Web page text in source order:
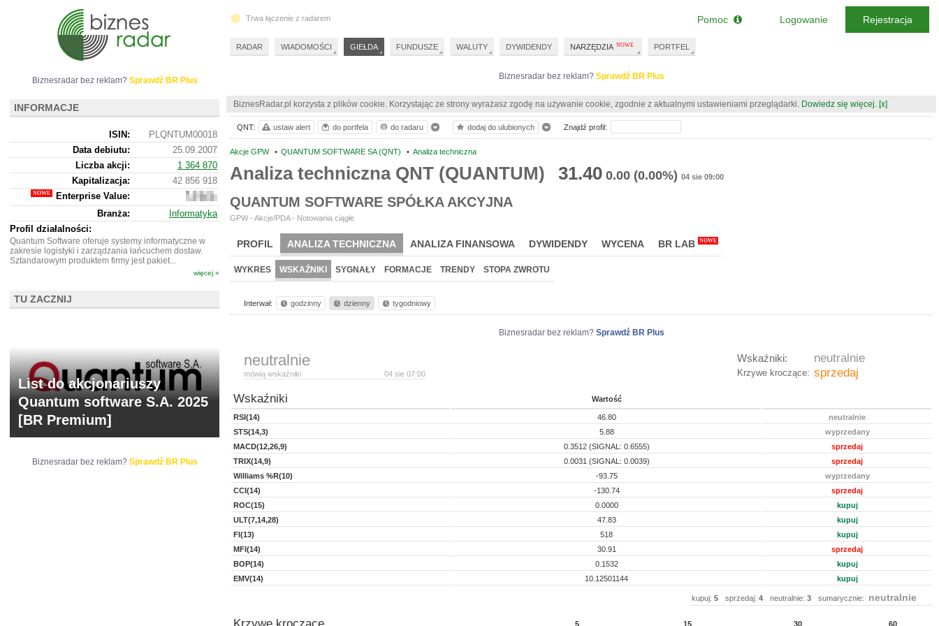
Biznesradar bez reklam? Sprawdź BR Plus
BiznesRadar.pl korzysta z plików cookie. Korzystając ze strony wyrażasz zgodę na używanie cookie, zgodnie z aktualnymi ustawieniami przeglądarki. Dowiedz się więcej. [x]
Akcje GPW • QUANTUM SOFTWARE SA (QNT) • Analiza techniczna
Analiza techniczna QNT (QUANTUM) 31.40 0.00 (0.00%) 04 sie 09:00
QUANTUM SOFTWARE SPÓŁKA AKCYJNA
GPW - Akcje/PDA - Notowania ciągłe
PROFIL ANALIZA TECHNICZNA ANALIZA FINANSOWA DYWIDENDY WYCENA BR LAB NOWE
WYKRES WSKAŹNIKI SYGNAŁY FORMACJE TRENDY STOPA ZWROTU
Interwał: godzinny dzienny tygodniowy
Biznesradar bez reklam? Sprawdź BR Plus
neutralnie
04 sie 07:00
mówią wskaźniki
neutralnie
Wskaźniki:
sprzedaj
Krzywe kroczące:
Wskaźniki Wartość
RSI(14) 46.80
neutralnie
STS(14,3)
5.88
wyprzedany
MACD(12,26,9)
0.3512 (SIGNAL: 0.6555)
sprzedaj
TRIX(14,9)
0.0031 (SIGNAL: 0.0039)
sprzedaj
Williams %R(10)
-93.75
wyprzedany
CCI(14)
-130.74
sprzedaj
ROC(15)
0.0000
kupuj
ULT(7,14,28)
47.83
kupuj
FI(13)
518
kupuj
MFI(14)
30.91
sprzedaj
BOP(14)
0.1532
kupuj
EMV(14)
10.12501144 kupuj
kupuj: 5 sprzedaj: 4 neutralnie: 3 sumarycznie: neutralnie
5 15 30 60
QNT: ustaw alert do portfela do radaru dodaj do ulubionych Znajdź profil:
Biznesradar bez reklam? Sprawdź BR Plus
INFORMACJE
ISIN:
PLQNTUM00018
Data debiutu:
25.09.2007
Liczba akcji:
1 364 870
Kapitalizacja:
42 856 918
Enterprise Value:
34
568
918
Branża:
Informatyka
Profil działalności:
Quantum Software oferuje systemy informatyczne w
zakresie logistyki i zarządzania łańcuchem dostaw.
Sztandarowym produktem firmy jest pakiet...
więcej »
TU ZACZNIJ
List do akcjonariuszy
Quantum software S.A. 2025
[BR Premium]
Biznesradar bez reklam? Sprawdź BR Plus
Trwa łączenie z radarem
RADAR WIADOMOŚCI GIEŁDA FUNDUSZE WALUTY DYWIDENDY NARZĘDZIA PORTFEL
Pomoc Logowanie Rejestracja